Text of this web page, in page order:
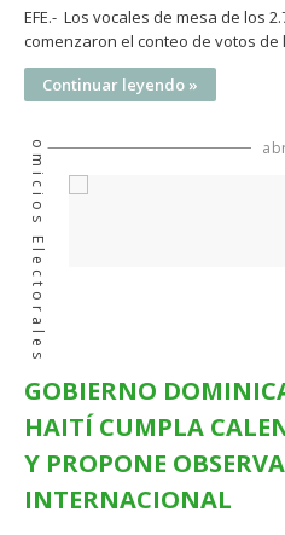
EFE.- Los vocales de mesa de los
comenzaron el conteo de votos de
Continuar leyendo »
Comicios Electorales
GOBIERNO
HAITÍ CUMPLA
Y PROPONE
INTERNACIONAL